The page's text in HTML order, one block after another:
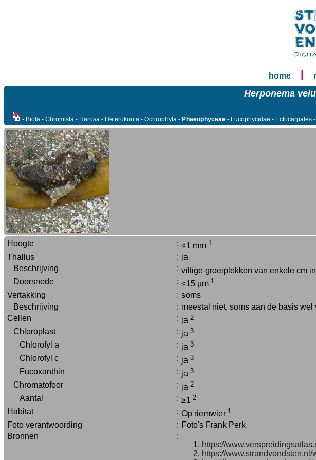
home
Herponema
- Biota - Chromista - Harosa - Heterokonta - Ochrophyta - Phaeophyceae - Fucophycidae - Ectocarpales
Hoogte : ≤1 mm 1
Thallus : ja
Beschrijving
: viltige groeiplekken van enkele cm
Doorsnede : ≤15 µm 1
Vertakking : soms
Beschrijving
: meestal niet, soms aan de basis wel
Cellen
: ja 2
Chloroplast : ja 3
Chlorofyl a : ja 3
Chlorofyl c : ja 3
Fucoxanthin : ja 3
Chromatofoor : ja 2
Aantal : ≥1 2
Habitat : Op riemwier 1
Foto verantwoording : Foto's Frank Perk
Bronnen
:
https://
https://